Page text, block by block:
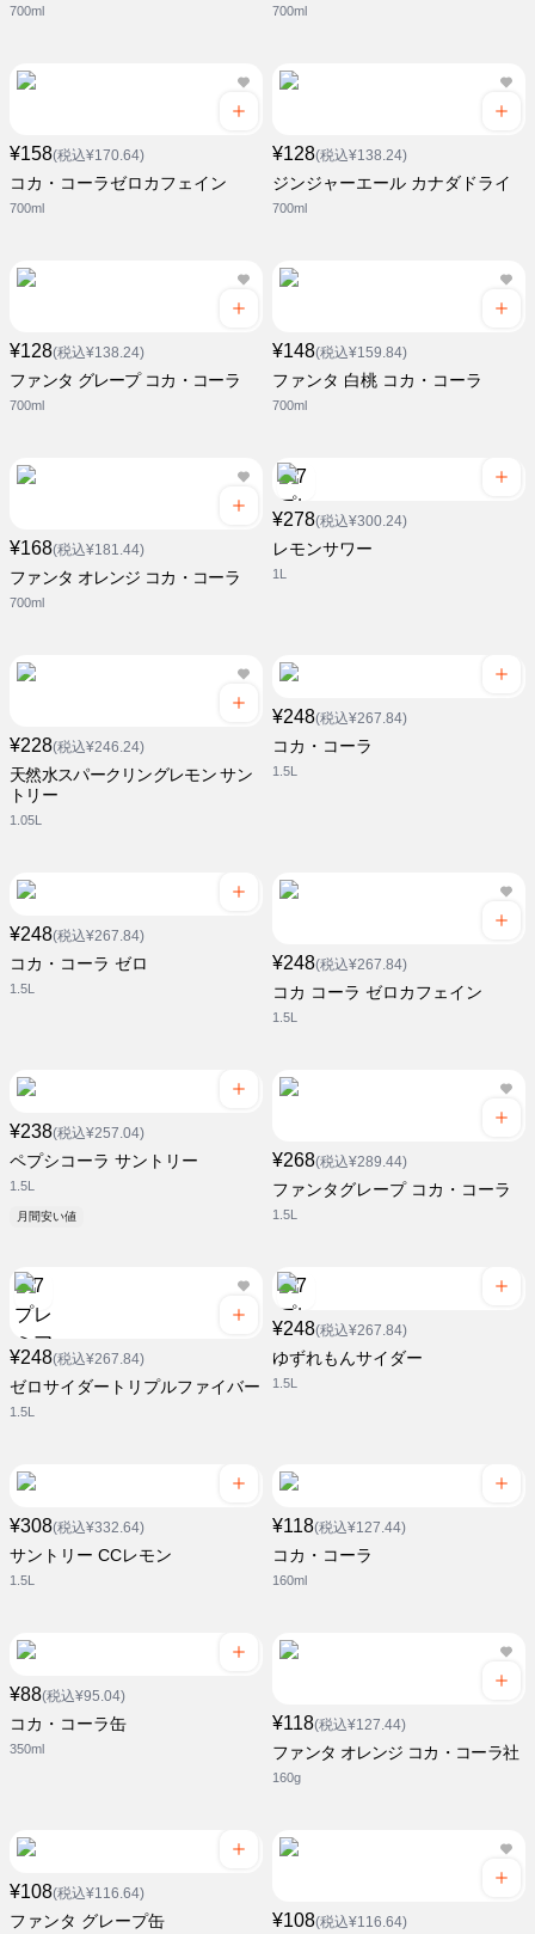
700ml 700ml
¥158(税込¥170.64)
コカ・コーラゼロカフェイン
700ml
¥128(税込¥138.24)
ジンジャーエール カナダドライ
700ml
¥128(税込¥138.24)
ファンタ グレープ コカ・コーラ
700ml
¥148(税込¥159.84)
ファンタ 白桃 コカ・コーラ
700ml
¥168(税込¥181.44)
ファンタ オレンジ コカ・コーラ
700ml
¥278(税込¥300.24)
レモンサワー
1L
¥228(税込¥246.24)
天然水スパークリングレモン サン
トリー
1.05L
¥248(税込¥267.84)
コカ・コーラ
1.5L
¥248(税込¥267.84)
コカ・コーラ ゼロ
1.5L
¥248(税込¥267.84)
コカ コーラ ゼロカフェイン
1.5L
¥238(税込¥257.04)
ペプシコーラ サントリー
1.5L
月間安い値
¥268(税込¥289.44)
ファンタグレープ コカ・コーラ
1.5L
¥248(税込¥267.84)
ゼロサイダートリプルファイバー
1.5L
¥248(税込¥267.84)
ゆずれもんサイダー
1.5L
¥308(税込¥332.64)
サントリー CCレモン
1.5L
¥118(税込¥127.44)
コカ・コーラ
160ml
¥88(税込¥95.04)
コカ・コーラ缶
350ml
¥118(税込¥127.44)
ファンタ オレンジ コカ・コーラ社
160g
¥108(税込¥116.64)
ファンタ グレープ缶 ¥108(税込¥116.64)